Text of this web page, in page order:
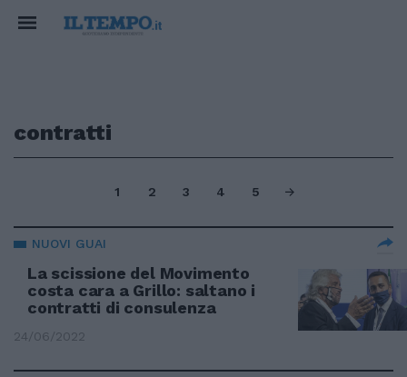
contratti
1 2 3 4 5
NUOVI GUAI
La scissione del Movimento
costa cara a Grillo: saltano i
contratti di consulenza
24/06/2022